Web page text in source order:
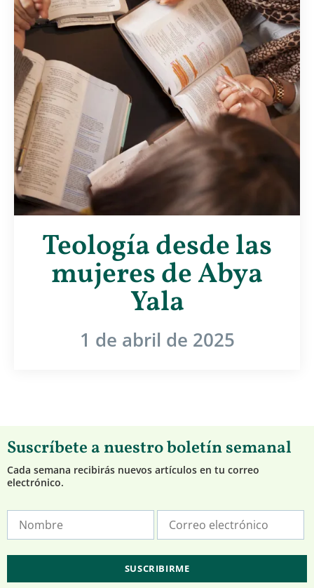
Teología desde las
mujeres de Abya
Yala
1 de abril de 2025
Suscríbete a nuestro boletín semanal
Cada semana recibirás nuevos artículos en tu correo
electrónico.